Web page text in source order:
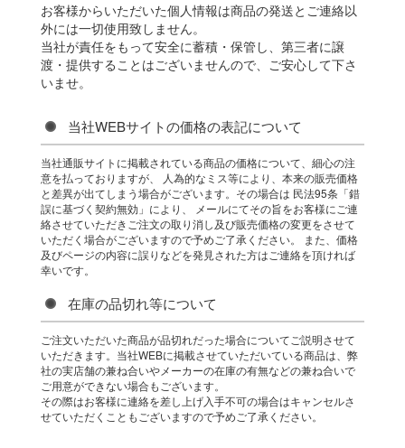
お客様からいただいた個人情報は商品の発送とご連絡以
外には一切使用致しません。
当社が責任をもって安全に蓄積・保管し、第三者に譲
渡・提供することはございませんので、ご安心して下さ
いませ。
当社WEBサイトの価格の表記について
当社通販サイトに掲載されている商品の価格について、細心の注
意を払っておりますが、 人為的なミス等により、本来の販売価格
と差異が出てしまう場合がございます。その場合は 民法95条「錯
誤に基づく契約無効」により、 メールにてその旨をお客様にご連
絡させていただきご注文の取り消し及び販売価格の変更をさせて
いただく場合がございますので予めご了承ください。 また、価格
及びページの内容に誤りなどを発見された方はご連絡を頂ければ
幸いです。
在庫の品切れ等について
ご注文いただいた商品が品切れだった場合についてご説明させて
いただきます。当社WEBに掲載させていただいている商品は、弊
社の実店舗の兼ね合いやメーカーの在庫の有無などの兼ね合いで
ご用意ができない場合もございます。
その際はお客様に連絡を差し上げ入手不可の場合はキャンセルさ
せていただくこともございますので予めご了承ください。